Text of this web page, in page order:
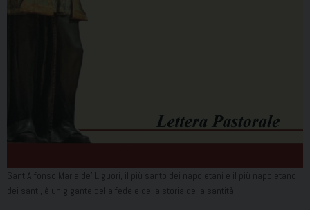
Sant’Alfonso Maria de’ Liguori, il più santo dei napoletani e il più napoletano
dei santi, è un gigante della fede e della storia della santità.